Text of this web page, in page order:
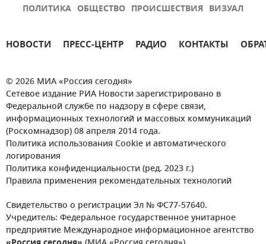
ПОЛИТИКА ОБЩЕСТВО ПРОИСШЕСТВИЯ ВИЗУАЛ
НОВОСТИ ПРЕСС-ЦЕНТР РАДИО КОНТАКТЫ
© 2026 МИА «Россия сегодня»
Сетевое издание РИА Новости зарегистрировано в
Федеральной службе по надзору в сфере связи,
информационных технологий и массовых коммуникаций
(Роскомнадзор) 08 апреля 2014 года.
Политика использования Cookie и автоматического
логирования
Политика конфиденциальности (ред. 2023 г.)
Правила применения рекомендательных технологий
Свидетельство о регистрации Эл № ФС77-57640.
Учредитель: Федеральное государственное унитарное
предприятие Международное информационное агентство